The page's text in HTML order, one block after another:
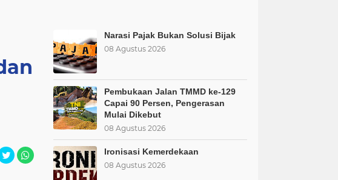
Narasi Pajak Bukan Solusi Bijak
08 Agustus 2026
Pembukaan Jalan TMMD ke-129
Capai 90 Persen, Pengerasan
Mulai Dikebut
08 Agustus 2026
Ironisasi Kemerdekaan
08 Agustus 2026